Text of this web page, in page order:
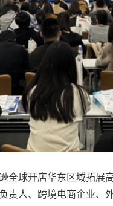
全球开店华东区域拓展
责人、跨境电商企业、